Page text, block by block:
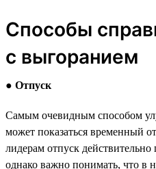
Способы
с выгоранием
● Отпуск
Самым очевидным способом
может показаться временный
лидерам отпуск действительно
однако важно понимать, что в